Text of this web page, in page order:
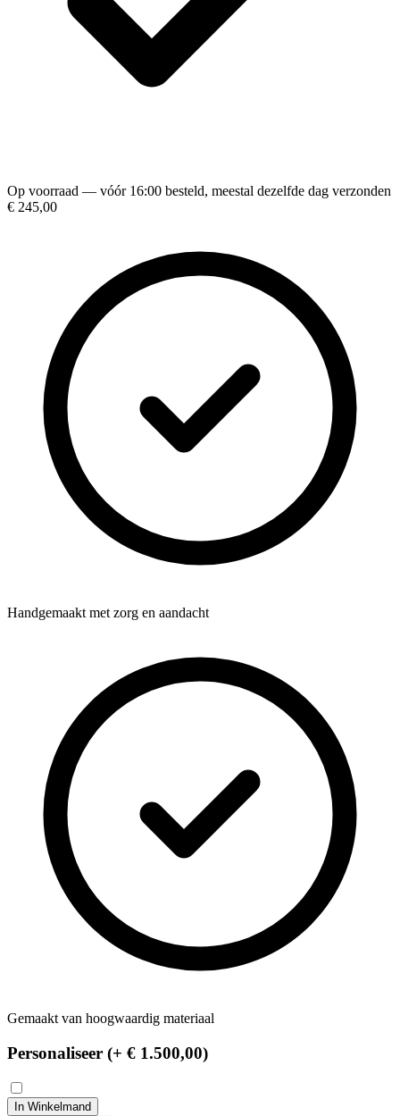
Op voorraad — vóór 16:00 besteld, meestal dezelfde dag verzonden
€ 245,00
Handgemaakt met zorg en aandacht
Gemaakt van hoogwaardig materiaal
Personaliseer (+ € 1.500,00)
In Winkelmand